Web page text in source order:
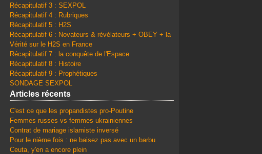
Récapitulatif 3 : SEXPOL
Récapitulatif 4 : Rubriques
Récapitulatif 5 : H2S
Récapitulatif 6 : Novateurs & révélateurs + OBEY + la
Vérité sur le H2S en France
Récapitulatif 7 : la conquête de l'Espace
Récapitulatif 8 : Histoire
Récapitulatif 9 : Prophétiques
SONDAGE SEXPOL
Articles récents
C'est ce que les propandistes pro-Poutine
Femmes russes vs femmes ukrainiennes
Contrat de mariage islamiste inversé
Pour le nième fois : ne baisez pas avec un barbu
Ceuta, y'en a encore plein